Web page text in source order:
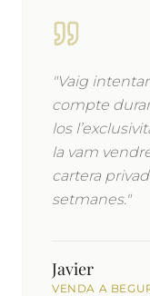
"Vaig
compte
los
la vam
cartera
setmanes."
Javier
VENDA A